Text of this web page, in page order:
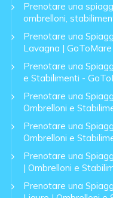
Prenotare una
ombrelloni,
Prenotare una
Lavagna | GoToMare
Prenotare una
e Stabilimenti -
Prenotare una
Ombrelloni e
Prenotare una
Ombrelloni e
Prenotare una
| Ombrelloni e
Prenotare una